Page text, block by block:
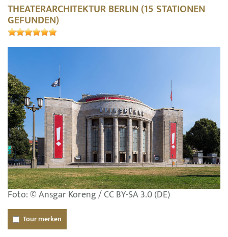
THEATERARCHITEKTUR BERLIN (15 STATIONEN
GEFUNDEN)
Foto: © Ansgar Koreng / CC BY-SA 3.0 (DE)
Tour merken